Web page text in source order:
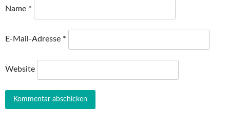
Name *
E-Mail-Adresse *
Website